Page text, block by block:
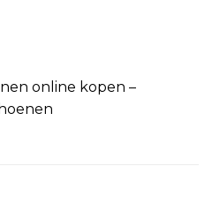
online kopen –